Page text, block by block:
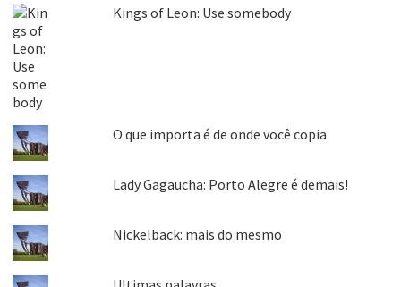
Kings of Leon: Use somebody
O que importa é de onde você copia
Lady Gagaucha: Porto Alegre é demais!
Nickelback: mais do mesmo